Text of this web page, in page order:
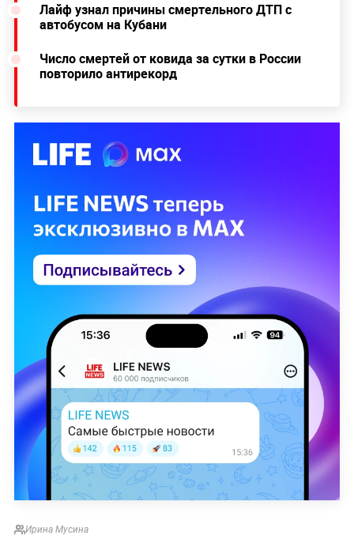
Лайф узнал причины смертельного ДТП с
автобусом на Кубани
Число смертей от ковида за сутки в России
повторило антирекорд
Ирина Мусина